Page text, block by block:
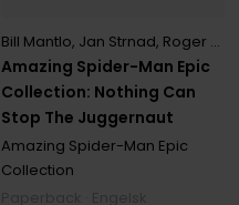
Amazing Spider-Man Epic
Collection: Nothing Can
Stop The Juggernaut
Bill Mantlo, Jan Strnad, Roger Stern
Amazing Spider-Man Epic
Collection